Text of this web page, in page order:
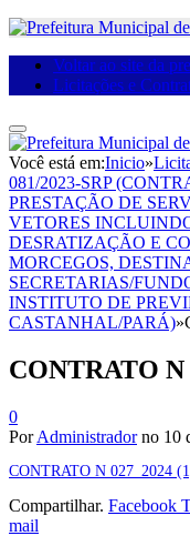
Voltar ao site da
Licitações e
Você está em:Inicio»
081/2023-SRP
PRESTAÇÃO DE
VETORES
DESRATIZAÇÃO E
MORCEGOS,
SECRETARIAS/
INSTITUTO DE
CASTANHAL/PARÁ)»
CONTRATO N
0
PorAdministrador no 10
CONTRATO N 027_2024
Compartilhar. Facebook
mail